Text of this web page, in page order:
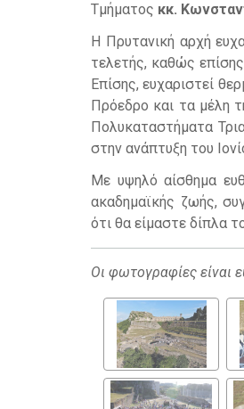
Τμήματος κκ.
Η Πρυτανική αρχή
τελετής, καθώς
Επίσης, ευχαριστεί
Πρόεδρο και τα μέλη
Πολυκαταστήματα
στην ανάπτυξη του
Με υψηλό αίσθημα
ακαδημαϊκής ζωής,
ότι θα είμαστε δίπλα
Οι φωτογραφίες είναι